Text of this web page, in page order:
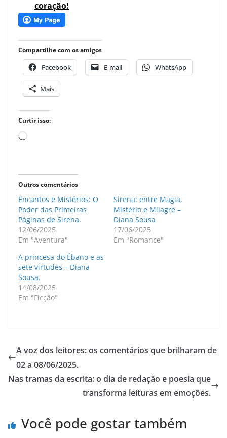
coração!
Compartilhe com os amigos
Facebook E-mail WhatsApp
Mais
Curtir isso:
Carregando...
Outros comentários
Encantos e Mistérios: O
Poder das Primeiras
Páginas de Sirena.
12/06/2025
Em "Aventura"
Sirena: entre Magia,
Mistério e Milagre –
Diana Sousa
17/06/2025
Em "Romance"
A princesa do Ébano e as
sete virtudes – Diana
Sousa.
14/08/2025
Em "Ficção"
A voz dos leitores: os comentários que brilharam de
02 a 08/06/2025.
Nas tramas da escrita: o dia de redação e poesia que
transforma leituras em emoções.
Você pode gostar também